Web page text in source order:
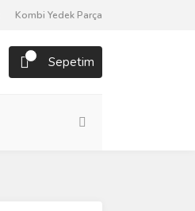
Kombi Yedek Parça
Sepetim